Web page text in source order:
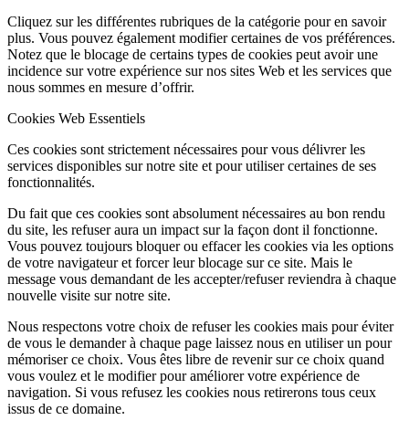
Cliquez sur les différentes rubriques de la catégorie pour en savoir
plus. Vous pouvez également modifier certaines de vos préférences.
Notez que le blocage de certains types de cookies peut avoir une
incidence sur votre expérience sur nos sites Web et les services que
nous sommes en mesure d’offrir.
Cookies Web Essentiels
Ces cookies sont strictement nécessaires pour vous délivrer les
services disponibles sur notre site et pour utiliser certaines de ses
fonctionnalités.
Du fait que ces cookies sont absolument nécessaires au bon rendu
du site, les refuser aura un impact sur la façon dont il fonctionne.
Vous pouvez toujours bloquer ou effacer les cookies via les options
de votre navigateur et forcer leur blocage sur ce site. Mais le
message vous demandant de les accepter/refuser reviendra à chaque
nouvelle visite sur notre site.
Nous respectons votre choix de refuser les cookies mais pour éviter
de vous le demander à chaque page laissez nous en utiliser un pour
mémoriser ce choix. Vous êtes libre de revenir sur ce choix quand
vous voulez et le modifier pour améliorer votre expérience de
navigation. Si vous refusez les cookies nous retirerons tous ceux
issus de ce domaine.